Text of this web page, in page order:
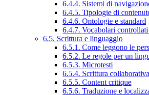
6.4.4. Sistemi di
6.4.5. Tipologie di
6.4.6. Ontologie e standard
6.4.7. Vocabolari controllati
6.5. Scrittura e linguaggio
6.5.1. Come leggono le
6.5.2. Le regole per un
6.5.3. Microtesti
6.5.4. Scrittura collaborativa
6.5.5. Content critique
6.5.6. Traduzione e